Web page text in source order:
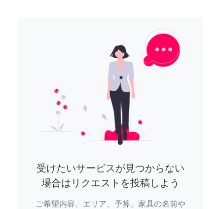
受けたいサービスが見つからない
場合はリクエストを投稿しよう
ご希望内容、エリア、予算、家具の名前や